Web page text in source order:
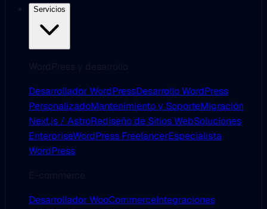
Servicios
Desarrollador WordPressDesarrollo WordPress
PersonalizadoMantenimiento y SoporteMigración
Next.js / AstroRediseño de Sitios WebSoluciones
EnterpriseWordPress FreelancerEspecialista
WordPress
Desarrollador WooCommerceIntegraciones